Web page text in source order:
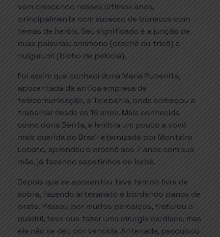
vem crescendo nesses últimos anos,
principalmente com sucesso de bonecos com
temas de heróis. Seu significado é a junção de
duas palavras: amimono (crochê ou tricô) e
nuigurumi (bicho de pelúcia).
Foi assim que conheci dona Maria Rubenita,
aposentada da antiga empresa de
telecomunicação, a Telebahia, onde começou a
trabalhar desde os 18 anos. Mais conhecida
como dona Benta, e lembra um pouco a vovó
mais querida do Brasil eternizada por Monteiro
Lobato, aprendeu o crochê aos 7 anos com sua
mãe, já fazendo sapatinhos de bebê.
Depois que se aposentou teve tempo livre de
sobra, fazendo artesanato e bordando panos de
prato. Passou por muitos percalços, fraturou o
quadril, teve que fazer uma cirurgia cardíaca, mas
ela não se deu por vencida. Antenada, pesquisou